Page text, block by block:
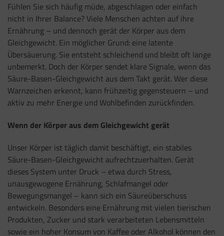
Fühlen Sie sich häufig müde, abgeschlagen oder einfach
nicht in Ihrer Balance? Viele Menschen achten auf ihre
Ernährung – und dennoch gerät der Körper aus dem
Gleichgewicht. Ein möglicher Grund: eine latente
Übersäuerung. Sie entsteht schleichend und bleibt oft lange
unbemerkt. Doch der Körper sendet klare Signale, wenn das
Säure-Basen-Gleichgewicht aus dem Takt gerät. Wer diese
Warnzeichen erkennt, kann frühzeitig gegensteuern – und
aktiv zu mehr Energie und Wohlbefinden zurückfinden.
Wenn der Körper aus dem Gleichgewicht gerät
Unser Körper ist täglich damit beschäftigt, ein stabiles
Säure-Basen-Gleichgewicht aufrechtzuerhalten. Gerät
dieses System unter Druck – etwa durch Stress,
unausgewogene Ernährung, Schlafmangel oder
Bewegungsmangel – kann sich ein Säureüberschuss
entwickeln. Besonders eine Ernährung mit vielen tierischen
Produkten, Zucker und stark verarbeiteten Lebensmitteln
sowie ein hoher Konsum von Kaffee oder Alkohol können den